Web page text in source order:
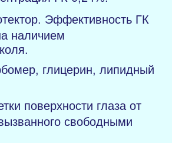
Эффективность ГК
наличием
глицерин, липидный
поверхности глаза от
свободными